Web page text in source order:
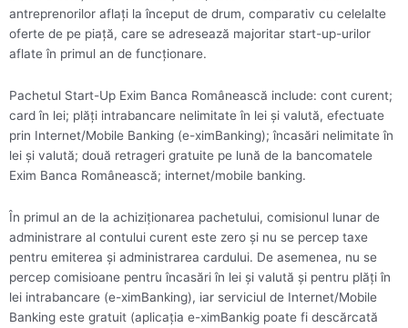
antreprenorilor aflaţi la început de drum, comparativ cu celelalte
oferte de pe piaţă, care se adresează majoritar start-up-urilor
aflate în primul an de funcţionare.
Pachetul Start-Up Exim Banca Românească include: cont curent;
card în lei; plăţi intrabancare nelimitate în lei şi valută, efectuate
prin Internet/Mobile Banking (e-ximBanking); încasări nelimitate în
lei şi valută; două retrageri gratuite pe lună de la bancomatele
Exim Banca Românească; internet/mobile banking.
În primul an de la achiziţionarea pachetului, comisionul lunar de
administrare al contului curent este zero şi nu se percep taxe
pentru emiterea şi administrarea cardului. De asemenea, nu se
percep comisioane pentru încasări în lei şi valută şi pentru plăţi în
lei intrabancare (e-ximBanking), iar serviciul de Internet/Mobile
Banking este gratuit (aplicaţia e-ximBankig poate fi descărcată